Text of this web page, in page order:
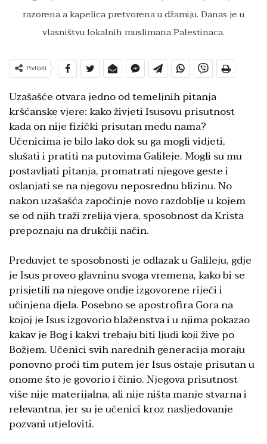
razorena a kapelica pretvorena u džamiju. Danas je u
vlasništvu lokalnih muslimana Palestinaca.
Podijeli
Uzašašće otvara jedno od temeljnih pitanja
kršćanske vjere: kako živjeti Isusovu prisutnost
kada on nije fizički prisutan među nama?
Učenicima je bilo lako dok su ga mogli vidjeti,
slušati i pratiti na putovima Galileje. Mogli su mu
postavljati pitanja, promatrati njegove geste i
oslanjati se na njegovu neposrednu blizinu. No
nakon uzašašća započinje novo razdoblje u kojem
se od njih traži zrelija vjera, sposobnost da Krista
prepoznaju na drukčiji način.
Preduvjet te sposobnosti je odlazak u Galileju, gdje
je Isus proveo glavninu svoga vremena, kako bi se
prisjetili na njegove ondje izgovorene riječi i
učinjena djela. Posebno se apostrofira Gora na
kojoj je Isus izgovorio blaženstva i u njima pokazao
kakav je Bog i kakvi trebaju biti ljudi koji žive po
Božjem. Učenici svih narednih generacija moraju
ponovno proći tim putem jer Isus ostaje prisutan u
onome što je govorio i činio. Njegova prisutnost
više nije materijalna, ali nije ništa manje stvarna i
relevantna, jer su je učenici kroz nasljedovanje
pozvani utjeloviti.